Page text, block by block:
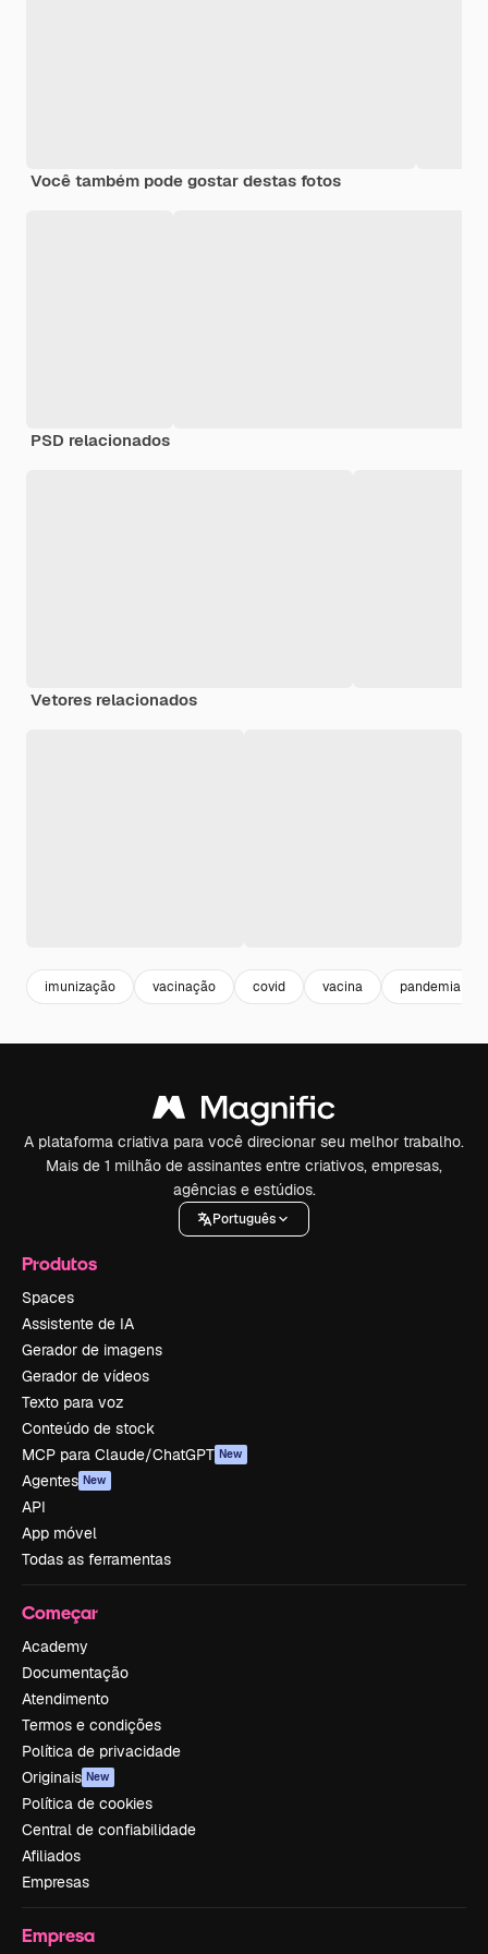
Você também pode gostar destas fotos
PSD relacionados
Vetores relacionados
imunização vacinação covid vacina pandemia
A plataforma criativa para você direcionar seu melhor trabalho.
Mais de 1 milhão de assinantes entre criativos, empresas,
agências e estúdios.
Português
Produtos
Spaces
Assistente de IA
Gerador de imagens
Gerador de vídeos
Texto para voz
Conteúdo de stock
MCP para Claude/ChatGPT New
Agentes New
API
App móvel
Todas as ferramentas
Começar
Academy
Documentação
Atendimento
Termos e condições
Política de privacidade
Originais New
Política de cookies
Central de confiabilidade
Afiliados
Empresas
Empresa